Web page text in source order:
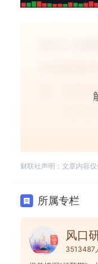
财联社声明：文章内容
所属专栏
风口
3513487